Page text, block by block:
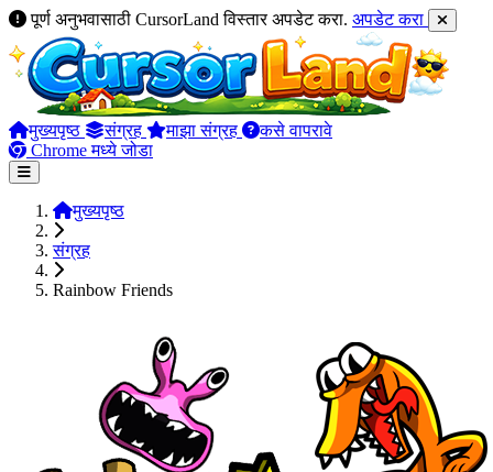
पूर्ण अनुभवासाठी CursorLand विस्तार अपडेट करा. अपडेट करा
मुख्यपृष्ठ संग्रह माझा संग्रह
कसे वापरावे
Chrome मध्ये जोडा
मुख्यपृष्ठ
संग्रह
Rainbow Friends